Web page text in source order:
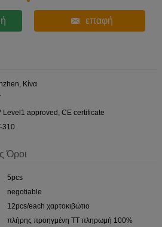
επαφή
Κίνα
Level1 approved, CE certificate
310
Όροι
5pcs
negotiable
12pcs/each χαρτοκιβώτιο
πλήρης προηγμένη TT πληρωμή 100%